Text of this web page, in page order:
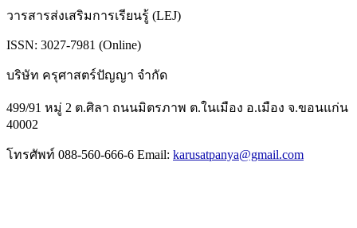
วารสารส่งเสริมการเรียนรู้ (LEJ)
ISSN: 3027-7981 (Online)
บริษัท ครุศาสตร์ปัญญา จำกัด
499/91 หมู่ 2 ต.ศิลา ถนนมิตรภาพ ต.ในเมือง อ.เมือง จ.ขอนแก่น
40002
โทรศัพท์ 088-560-666-6 Email: karusatpanya@gmail.com